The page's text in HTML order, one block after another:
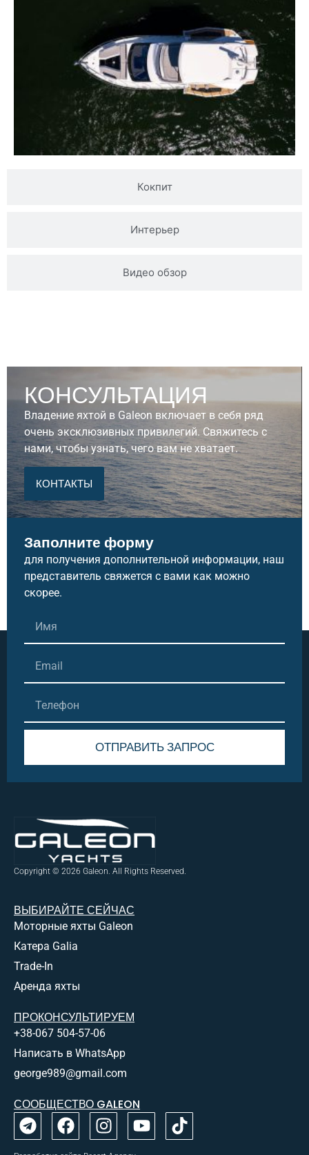
Кокпит
Интерьер
Видео обзор
КОНСУЛЬТАЦИЯ
Владение яхтой в Galeon включает в себя ряд
очень эксклюзивных привилегий. Свяжитесь с
нами, чтобы узнать, чего вам не хватает.
КОНТАКТЫ
Заполните форму
для получения дополнительной информации, наш
представитель свяжется с вами как можно
скорее.
ОТПРАВИТЬ ЗАПРОС
Copyright © 2026 Galeon. All Rights Reserved.
ВЫБИРАЙТЕ СЕЙЧАС
Моторные яхты Galeon
Катера Galia
Trade-In
Аренда яхты
ПРОКОНСУЛЬТИРУЕМ
+38-067 504-57-06
Написать в WhatsApp
george989@gmail.com
СООБЩЕСТВО GALEON